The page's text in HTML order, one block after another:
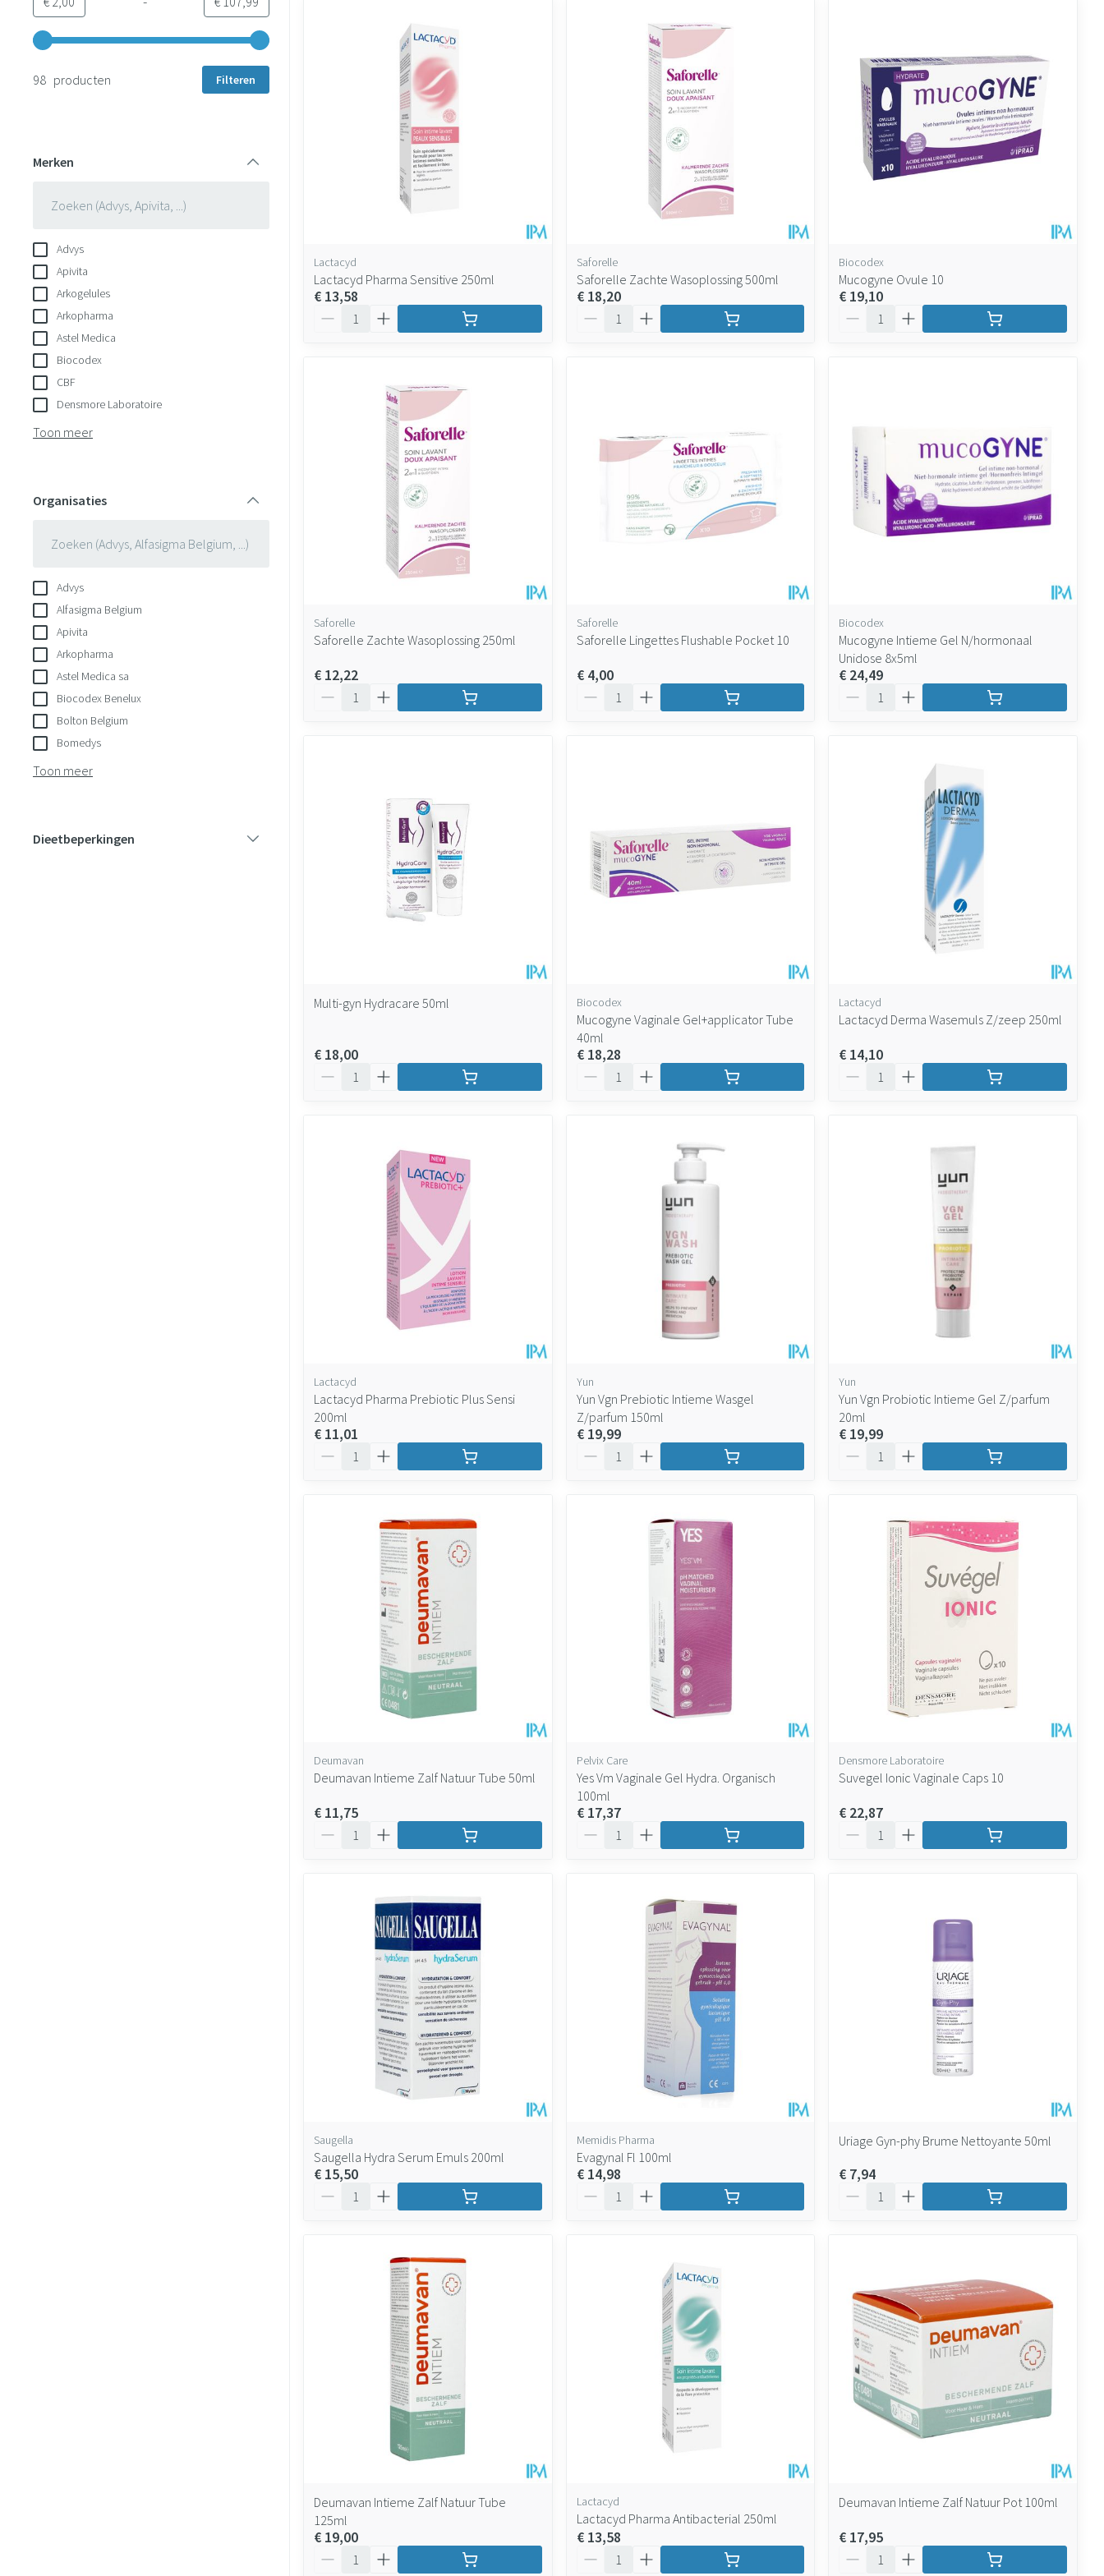
Gebruik de pijltjestoetsen links en rechts om de minimale en maximale prijswaarden aan te passen.
98 producten Filteren
Merken
Advys
Apivita
Arkogelules
Arkopharma
Astel Medica
Biocodex
CBF
Densmore Laboratoire
Toon meer
Organisaties
Advys
Alfasigma Belgium
Apivita
Arkopharma
Astel Medica sa
Biocodex Benelux
Bolton Belgium
Bomedys
Toon meer
Dieetbeperkingen
Lactacyd
Lactacyd Pharma Sensitive 250ml
€ 13,58
Saforelle
Saforelle Zachte Wasoplossing 500ml
€ 18,20
Biocodex
Mucogyne Ovule 10
€ 19,10
Saforelle
Saforelle Zachte Wasoplossing 250ml
€ 12,22
Saforelle
Saforelle Lingettes Flushable Pocket 10
€ 4,00
Biocodex
Mucogyne Intieme Gel N/hormonaal
Unidose 8x5ml
€ 24,49
Multi-gyn Hydracare 50ml
€ 18,00
Biocodex
Mucogyne Vaginale Gel+applicator Tube
40ml
€ 18,28
Lactacyd
Lactacyd Derma Wasemuls Z/zeep 250ml
€ 14,10
Lactacyd
Lactacyd Pharma Prebiotic Plus Sensi
200ml
€ 11,01
Yun
Yun Vgn Prebiotic Intieme Wasgel
Z/parfum 150ml
€ 19,99
Yun
Yun Vgn Probiotic Intieme Gel Z/parfum
20ml
€ 19,99
Deumavan
Deumavan Intieme Zalf Natuur Tube 50ml
€ 11,75
Pelvix Care
Yes Vm Vaginale Gel Hydra. Organisch
100ml
€ 17,37
Densmore Laboratoire
Suvegel Ionic Vaginale Caps 10
€ 22,87
Saugella
Saugella Hydra Serum Emuls 200ml
€ 15,50
Memidis Pharma
Evagynal Fl 100ml
€ 14,98
Uriage Gyn-phy Brume Nettoyante 50ml
€ 7,94
Deumavan Intieme Zalf Natuur Tube
125ml
€ 19,00
Lactacyd
Lactacyd Pharma Antibacterial 250ml
€ 13,58
Deumavan Intieme Zalf Natuur Pot 100ml
€ 17,95